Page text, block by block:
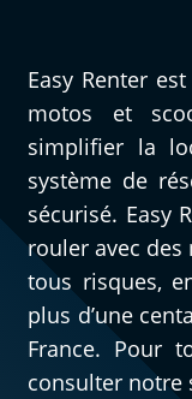
Easy Renter
motos et
simplifier la
système de
sécurisé. Easy
rouler avec des
tous risques,
plus d’une
France. Pour
consulter notre